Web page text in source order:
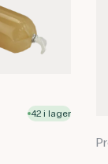
42 i lager